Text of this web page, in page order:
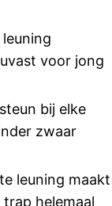
voor jong
bij elke
zwaar
leuning maakt
helemaal